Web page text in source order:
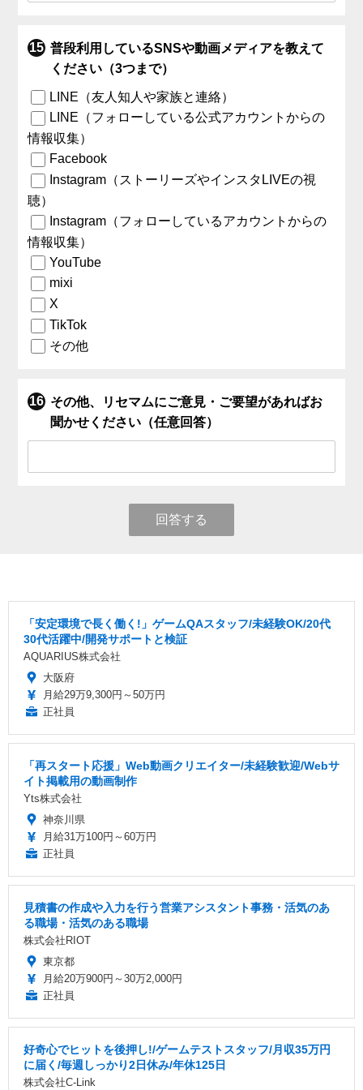
普段利用しているSNSや動画メディアを教えて
ください（3つまで）
LINE（友人知人や家族と連絡）
LINE（フォローしている公式アカウントからの
情報収集）
Facebook
Instagram（ストーリーズやインスタLIVEの視
聴）
Instagram（フォローしているアカウントからの
情報収集）
YouTube
mixi
X
TikTok
その他
その他、リセマムにご意見・ご要望があればお
聞かせください（任意回答）
回答する
「安定環境で長く働く!」ゲームQAスタッフ/未経験OK/20代
30代活躍中/開発サポートと検証
AQUARIUS株式会社
大阪府
月給29万9,300円～50万円
正社員
「再スタート応援」Web動画クリエイター/未経験歓迎/Webサ
イト掲載用の動画制作
Yts株式会社
神奈川県
月給31万100円～60万円
正社員
見積書の作成や入力を行う営業アシスタント事務・活気のあ
る職場・活気のある職場
株式会社RIOT
東京都
月給20万900円～30万2,000円
正社員
好奇心でヒットを後押し!/ゲームテストスタッフ/月収35万円
に届く/毎週しっかり2日休み/年休125日
株式会社C-Link